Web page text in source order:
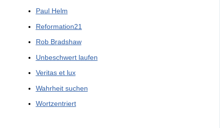
Paul Helm
Reformation21
Rob Bradshaw
Unbeschwert laufen
Veritas et lux
Wahrheit suchen
Wortzentriert